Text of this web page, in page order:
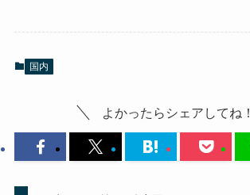
国内
よかったらシェアしてね！